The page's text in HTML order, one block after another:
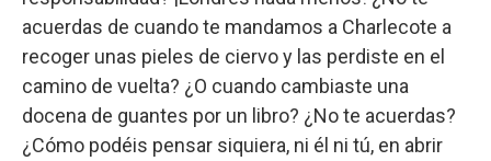
acuerdas de cuando te mandamos a Charlecote a
recoger unas pieles de ciervo y las perdiste en el
camino de vuelta? ¿O cuando cambiaste una
docena de guantes por un libro? ¿No te acuerdas?
¿Cómo podéis pensar siquiera, ni él ni tú, en abrir